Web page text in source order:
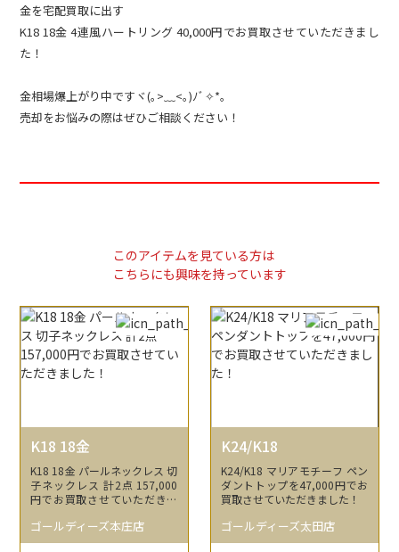
金を宅配買取に出す
K18 18金 4連風ハートリング 40,000円でお買取させていただきまし
た！
金相場爆上がり中ですヾ(｡>﹏<｡)ﾉﾞ✧*。
売却をお悩みの際はぜひご相談ください！
このアイテムを見ている方は
こちらにも興味を持っています
K18 18金
K18 18金 パールネックレス 切
子ネックレス 計2点 157,000
円でお買取させていただきま
ゴールディーズ本庄店
K24/K18
K24/K18 マリアモチーフ ペン
ダントトップを47,000円でお
買取させていただきました！
ゴールディーズ太田店